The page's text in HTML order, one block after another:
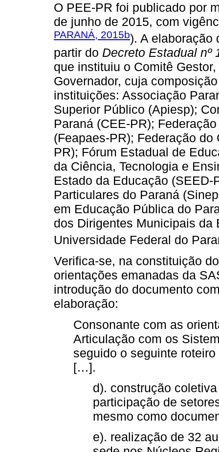
O PEE-PR foi publicado por
de junho de 2015, com
PARANÁ, 2015b). A elaboração
partir do Decreto Estadual nº
que instituiu o Comitê
Governador, cuja
instituições: Associação
Superior Público (Apiesp);
Paraná (CEE-PR);
(Feapaes-PR); Federação
PR); Fórum Estadual de
da Ciência, Tecnologia e
Estado da Educação
Particulares do Paraná
em Educação Pública do
dos Dirigentes Municipais da
Universidade Federal do
Verifica-se, na constituição
orientações emanadas da
introdução do documento
elaboração:
Consonante com as
Articulação com os
seguido o seguinte
[…].
d). construção
participação de
mesmo como
e). realização de 32